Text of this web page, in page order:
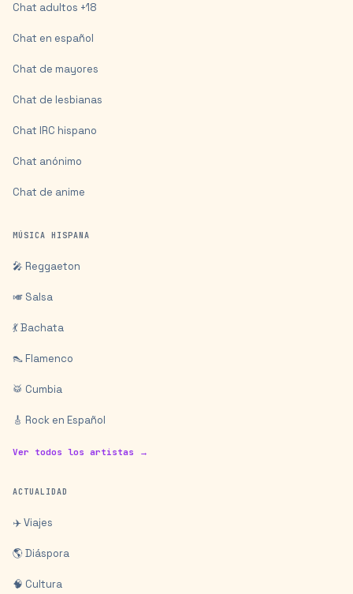
Chat adultos +18
Chat en español
Chat de mayores
Chat de lesbianas
Chat IRC hispano
Chat anónimo
Chat de anime
MÚSICA HISPANA
🎤 Reggaeton
🎺 Salsa
💃 Bachata
👠 Flamenco
🥁 Cumbia
🎸 Rock en Español
Ver todos los artistas →
ACTUALIDAD
✈️ Viajes
🌎 Diáspora
🧠 Cultura